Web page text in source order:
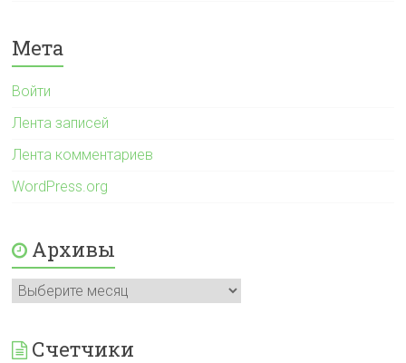
Мета
Войти
Лента записей
Лента комментариев
WordPress.org
Архивы
Архивы
Счетчики